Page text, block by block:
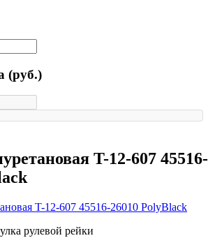
(руб.)
T-12-607 45516-
рулевой рейки